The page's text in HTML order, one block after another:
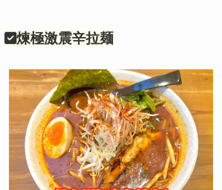
煉極激震辛拉麺